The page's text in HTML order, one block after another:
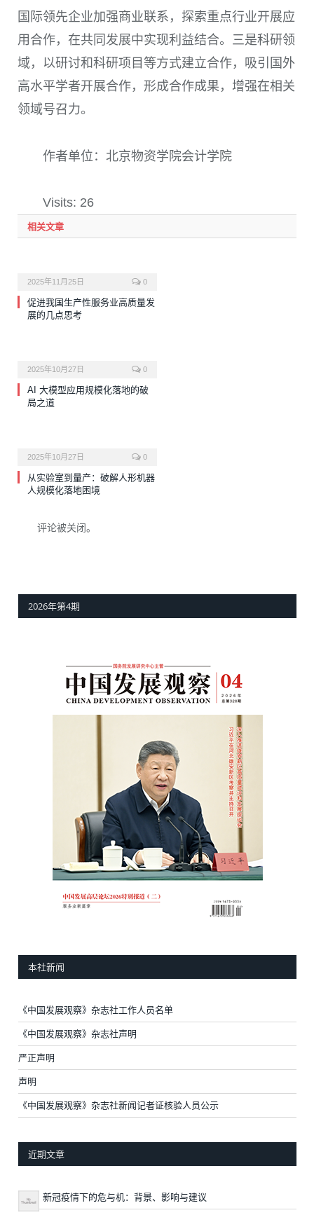
国际领先企业加强商业联系，探索重点行业开展应
用合作，在共同发展中实现利益结合。三是科研领
域，以研讨和科研项目等方式建立合作，吸引国外
高水平学者开展合作，形成合作成果，增强在相关
领域号召力。
作者单位：北京物资学院会计学院
Visits: 26
相关文章
2025年11月25日 0
促进我国生产性服务业高质量发
展的几点思考
2025年10月27日 0
AI 大模型应用规模化落地的破
局之道
2025年10月27日 0
从实验室到量产：破解人形机器
人规模化落地困境
评论被关闭。
2026年第4期
本社新闻
《中国发展观察》杂志社工作人员名单
《中国发展观察》杂志社声明
严正声明
声明
《中国发展观察》杂志社新闻记者证核验人员公示
近期文章
新冠疫情下的危与机：背景、影响与建议